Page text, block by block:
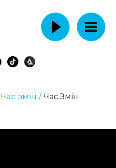
Час змін / Час Змін: